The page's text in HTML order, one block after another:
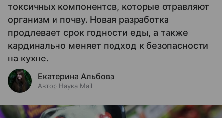
токсичных компонентов, которые отравляют
организм и почву. Новая разработка
продлевает срок годности еды, а также
кардинально меняет подход к безопасности
на кухне.
Екатерина Альбова
Автор Наука Mail